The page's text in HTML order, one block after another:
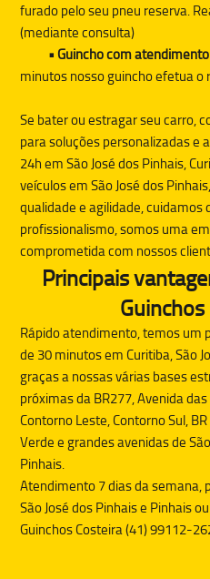
furado pelo seu pneu reserva.
(mediante consulta)
• Guincho com
minutos nosso guincho efetua o
Se bater ou estragar seu carro,
para soluções personalizadas e
24h em São José dos Pinhais,
veículos em São José dos
qualidade e agilidade, cuidamos
profissionalismo, somos uma
comprometida com nossos
Principais
Rápido atendimento, temos um
de 30 minutos em Curitiba, São
graças a nossas várias bases
próximas da BR277, Avenida
Contorno Leste, Contorno Sul,
Verde e grandes avenidas de
Pinhais.
Atendimento 7 dias da semana,
São José dos Pinhais e Pinhais ou
Guinchos Costeira (41) 99112-